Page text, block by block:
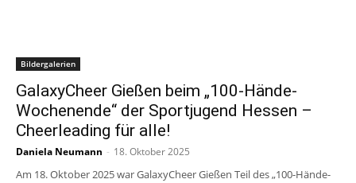
Bildergalerien
GalaxyCheer Gießen beim „100-Hände-
Wochenende“ der Sportjugend Hessen –
Cheerleading für alle!
Daniela Neumann - 18. Oktober 2025
Am 18. Oktober 2025 war GalaxyCheer Gießen Teil des „100-Hände-